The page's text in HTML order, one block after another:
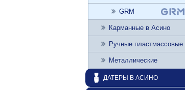
GRM
Карманные в Асино
Ручные пластмассовые
Металлические
ДАТЕРЫ В АСИНО